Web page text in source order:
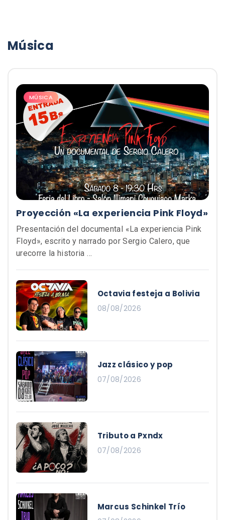
Música
MÚSICA
Proyección «La experiencia Pink Floyd»
Presentación del documental «La experiencia Pink
Floyd», escrito y narrado por Sergio Calero, que
urecorre la historia …
Octavia festeja a Bolivia
08/08/2026
Jazz clásico y pop
07/08/2026
Tributo a Pxndx
07/08/2026
Marcus Schinkel Trío